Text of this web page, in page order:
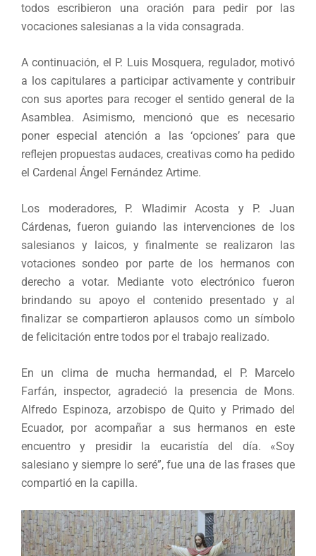
todos escribieron una oración para pedir por las
vocaciones salesianas a la vida consagrada.
A continuación, el P. Luis Mosquera, regulador, motivó
a los capitulares a participar activamente y contribuir
con sus aportes para recoger el sentido general de la
Asamblea. Asimismo, mencionó que es necesario
poner especial atención a las ‘opciones’ para que
reflejen propuestas audaces, creativas como ha pedido
el Cardenal Ángel Fernández Artime.
Los moderadores, P. Wladimir Acosta y P. Juan
Cárdenas, fueron guiando las intervenciones de los
salesianos y laicos, y finalmente se realizaron las
votaciones sondeo por parte de los hermanos con
derecho a votar. Mediante voto electrónico fueron
brindando su apoyo el contenido presentado y al
finalizar se compartieron aplausos como un símbolo
de felicitación entre todos por el trabajo realizado.
En un clima de mucha hermandad, el P. Marcelo
Farfán, inspector, agradeció la presencia de Mons.
Alfredo Espinoza, arzobispo de Quito y Primado del
Ecuador, por acompañar a sus hermanos en este
encuentro y presidir la eucaristía del día. «Soy
salesiano y siempre lo seré”, fue una de las frases que
compartió en la capilla.